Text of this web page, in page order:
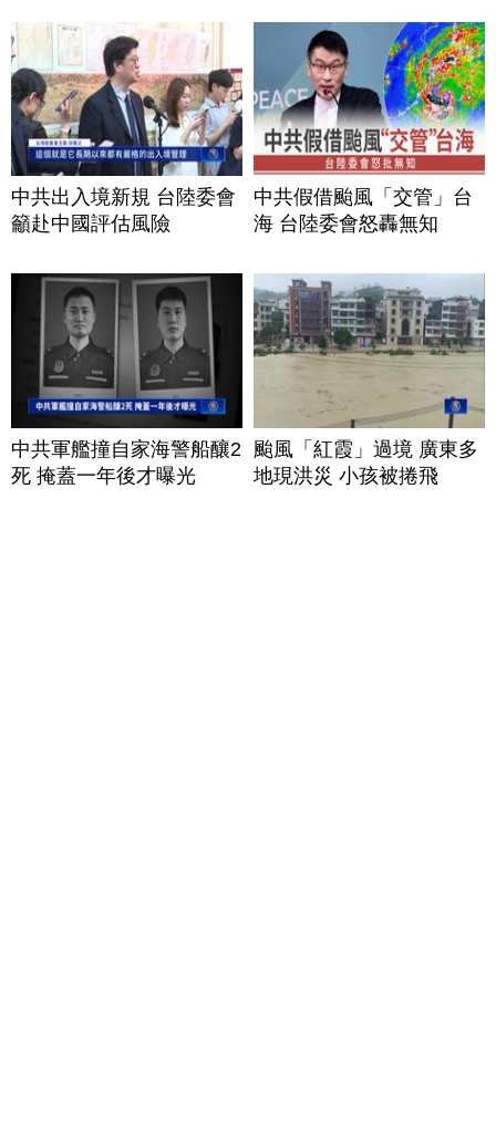
中共出入境新規 台陸委會
籲赴中國評估風險
中共假借颱風「交管」台
海 台陸委會怒轟無知
中共軍艦撞自家海警船釀2
死 掩蓋一年後才曝光
颱風「紅霞」過境 廣東多
地現洪災 小孩被捲飛